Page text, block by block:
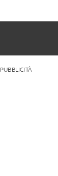
PUBBLICITÀ